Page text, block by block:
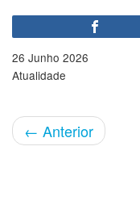
26 Junho 2026
Atualidade
← Anterior